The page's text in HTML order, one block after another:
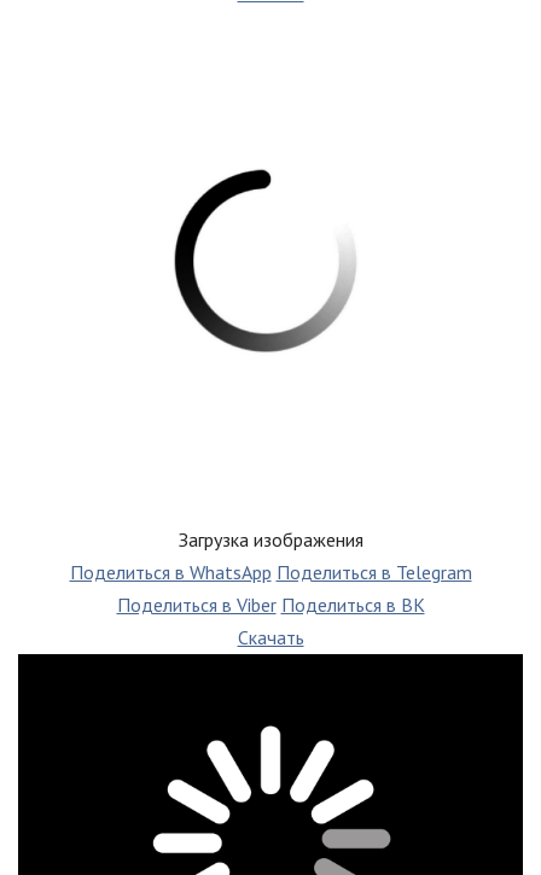
Загрузка изображения
Поделиться в WhatsApp Поделиться в Telegram
Поделиться в Viber Поделиться в ВК
Скачать